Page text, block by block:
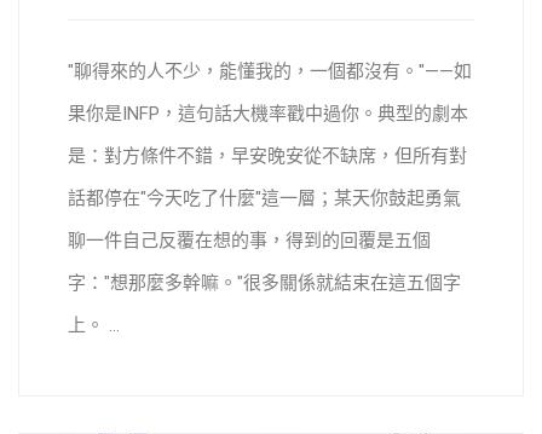
"聊得來的人不少，能懂我的，一個都沒有。"——如
果你是INFP，這句話大機率戳中過你。典型的劇本
是：對方條件不錯，早安晚安從不缺席，但所有對
話都停在"今天吃了什麼"這一層；某天你鼓起勇氣
聊一件自己反覆在想的事，得到的回覆是五個
字："想那麼多幹嘛。"很多關係就結束在這五個字
上。 ...